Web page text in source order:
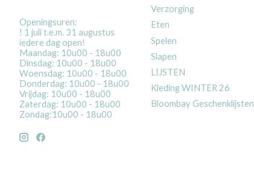
Openingsuren:
! 1 juli t.e.m. 31 augustus
iedere dag open!
Maandag: 10u00 - 18u00
Dinsdag: 10u00 - 18u00
Woensdag: 10u00 - 18u00
Donderdag: 10u00 - 18u00
Vrijdag: 10u00 - 18u00
Zaterdag: 10u00 - 18u00
Zondag:10u00 - 18u00
Verzorging
Eten
Spelen
Slapen
LIJSTEN
Kleding WINTER 26
Bloombay Geschenklijsten